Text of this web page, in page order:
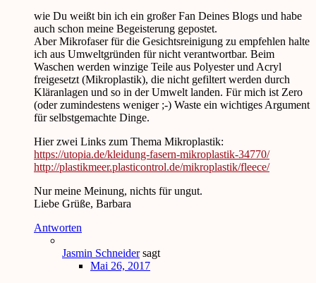
wie Du weißt bin ich ein großer Fan Deines Blogs und habe
auch schon meine Begeisterung gepostet.
Aber Mikrofaser für die Gesichtsreinigung zu empfehlen halte
ich aus Umweltgründen für nicht verantwortbar. Beim
Waschen werden winzige Teile aus Polyester und Acryl
freigesetzt (Mikroplastik), die nicht gefiltert werden durch
Kläranlagen und so in der Umwelt landen. Für mich ist Zero
(oder zumindestens weniger ;-) Waste ein wichtiges Argument
für selbstgemachte Dinge.
Hier zwei Links zum Thema Mikroplastik:
https://utopia.de/kleidung-fasern-mikroplastik-34770/
http://plastikmeer.plasticontrol.de/mikroplastik/fleece/
Nur meine Meinung, nichts für ungut.
Liebe Grüße, Barbara
Antworten
Jasmin Schneider sagt
Mai 26, 2017